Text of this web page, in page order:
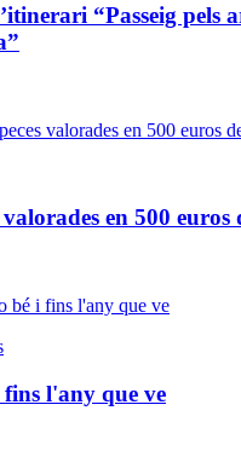
“Passeig pels
valorades en 500
fins l'any que ve